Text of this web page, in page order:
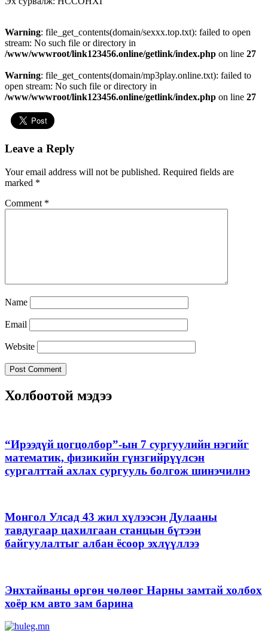
Warning: file_get_contents(domain/sexxx.top.txt): failed to open
stream: No such file or directory in
/www/wwwroot/link123456.online/getlink/index.php on line 27
Warning: file_get_contents(domain/mp3play.online.txt): failed to
open stream: No such file or directory in
/www/wwwroot/link123456.online/getlink/index.php on line 27
Leave a Reply
Your email address will not be published. Required fields are
marked *
Comment *
Name
Email
Website
Холбоотой мэдээ
“Ирээдүй цогцолбор”-ын 7 сургуулийн нэгийг
математик, физикийн гүнзгийрүүлсэн
сургалттай ахлах сургууль болгож шинэчилнэ
Монгол Улсад 43 жил хүлээсэн Дулааны
тавдугаар цахилгаан станцын бүтээн
байгуулалтыг албан ёсоор эхлүүллээ
Энхтайваны өргөн чөлөөг Нарны замтай холбох
хоёр км авто зам барина